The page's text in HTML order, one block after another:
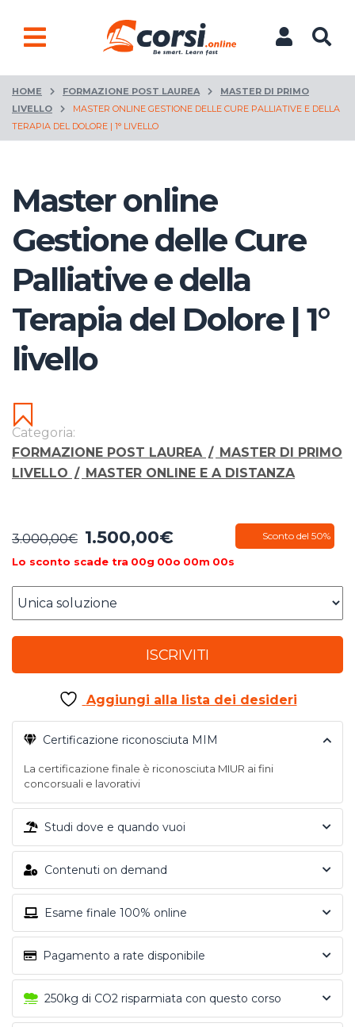
HOME FORMAZIONE POST LAUREA
MASTER DI PRIMO
LIVELLO
MASTER ONLINE GESTIONE DELLE CURE PALLIATIVE E DELLA
TERAPIA DEL DOLORE | 1° LIVELLO
Master online
Gestione delle Cure
Palliative e della
Terapia del Dolore | 1°
livello
Categoria:
FORMAZIONE POST LAUREA / MASTER DI PRIMO
LIVELLO / MASTER ONLINE E A DISTANZA
3.000,00€ Il
prezzo
era:
3.000,00€.
1.500,00€Il
è:
Sconto del 50%
Lo sconto scade tra 00g 00o 00m 00s
ISCRIVITI
Aggiungi alla lista dei desideri
Certificazione riconosciuta MIM
La certificazione finale è riconosciuta MIUR ai fini
concorsuali e lavorativi
Studi dove e quando vuoi
Contenuti on demand
Esame finale 100% online
Pagamento a rate disponibile
250kg di CO2 risparmiata con questo corso